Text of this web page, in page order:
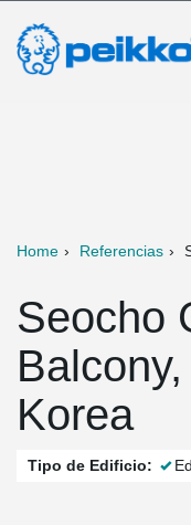
Home Referencias
Seocho
Korea
Tipo de Edificio: